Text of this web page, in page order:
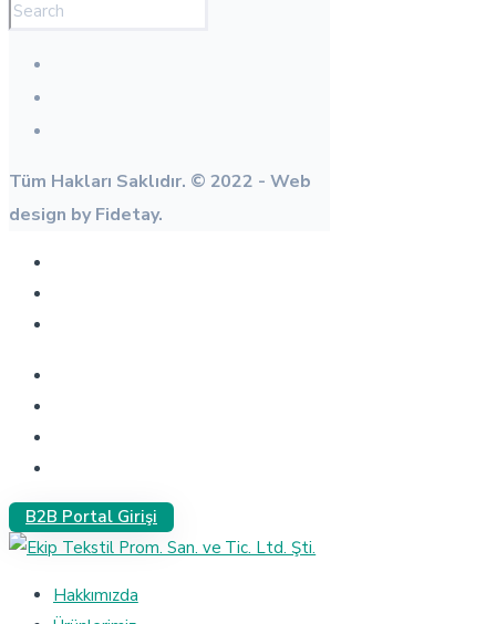
Tüm Hakları Saklıdır. © 2022 - Web
design by Fidetay.
B2B Portal Girişi
Hakkımızda